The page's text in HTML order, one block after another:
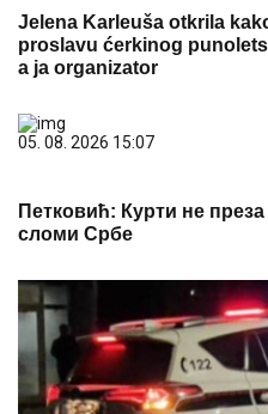
Jelena Karleuša otkrila
proslavu ćerkinog
a ja organizator
05. 08. 2026 15:07
Петковић: Курти не
сломи Србе